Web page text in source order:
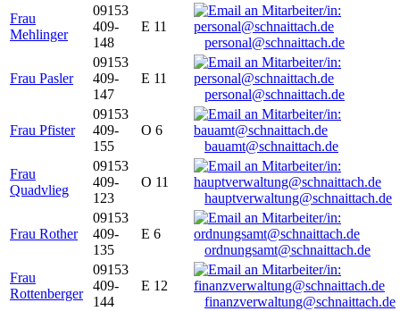
Frau
Mehlinger
09153
409-
148
E 11
personal@schnaittach.de
Frau Pasler
09153
409-
147
E 11
personal@schnaittach.de
Frau Pfister
09153
409-
155
O 6
bauamt@schnaittach.de
Frau
Quadvlieg
09153
409-
123
O 11
hauptverwaltung@schnaittach.de
Frau Rother
09153
409-
135
E 6
ordnungsamt@schnaittach.de
Frau
Rottenberger
09153
409-
144
E 12
finanzverwaltung@schnaittach.de